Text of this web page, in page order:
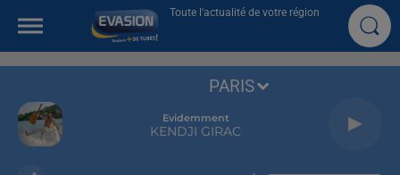
Toute l'actualité de votre région
Evidemment
KENDJI GIRAC
PARIS